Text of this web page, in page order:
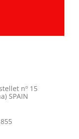
nº 15
SPAIN